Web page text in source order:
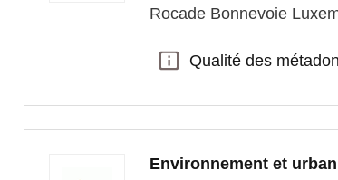
Rocade Bonnevoie
Qualité des
Qualité des
Environnement et